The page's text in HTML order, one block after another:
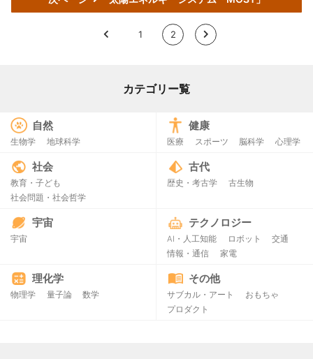
< 1 2 >
カテゴリー覧
自然
生物学 地球科学
健康
医療 スポーツ 脳科学 心理学
社会
教育・子ども
社会問題・社会哲学
古代
歴史・考古学 古生物
宇宙
宇宙
テクノロジー
AI・人工知能 ロボット
交通
情報・通信
家電
理化学
物理学 量子論 数学
その他
サブカル・アート
おもちゃ
プロダクト